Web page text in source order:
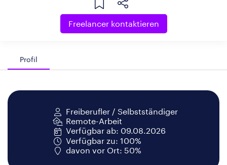
Freelancer kontaktieren
Profil
Freiberufler / Selbstständiger
Remote-Arbeit
Verfügbar ab: 09.08.2026
Verfügbar zu: 100%
davon vor Ort: 50%